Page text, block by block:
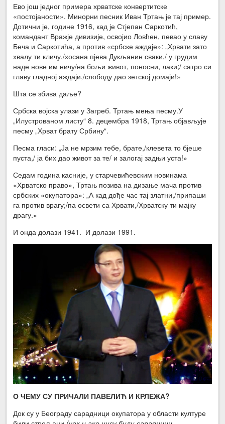
Ево још једног примера хрватске конвертитске
«постојаности». Минорни песник Иван Тртањ је тај пример.
Дотични је, године 1916, кад је Стјепан Саркотић,
командант Вражје дивизије, освојио Ловћен, певао у славу
Беча и Саркотића, а против «србске аждаје»: „Хрвати зато
хвалу ти кличу,/хосана пјева Дукљанин сваки,/ у грудим
наде нове им ничу/на бољи живот, поносни, лаки;/ сатро си
главу гладној аждаји,/слободу дао зетској домаји!»
Шта се збива даље?
Србска војска улази у Загреб. Тртањ мења песму.У
„Илустрованом листу“ 8. децембра 1918, Тртањ објављује
песму „Хрват брату Србину“.
Песма гласи: „Ја не мрзим тебе, брате,/клевета то бјеше
пуста,/ ја бих дао живот за те/ и залогај задњи уста!»
Седам година касније, у старчевићевским новинама
«Хрватско право», Тртањ позива на дизање мача против
србских «окупатора»: „А кад дође час тај златни,/припаши
га против врагу;/па освети са Хрвати,/Хрватску ти мајку
драгу.»
И онда долази 1941. И долази 1991.
О ЧЕМУ СУ ПРИЧАЛИ ПАВЕЛИЋ И КРЛЕЖА?
Док су у Београду сарадници окупатора у области културе